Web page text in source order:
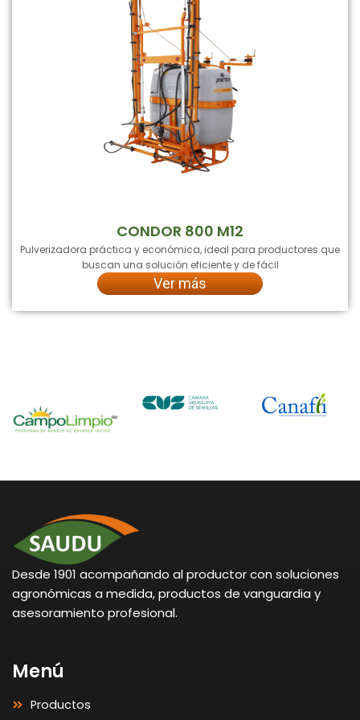
CONDOR 800 M12
Pulverizadora práctica y económica, ideal para productores que
buscan una solución eficiente y de fácil
Ver más
Desde 1901 acompañando al productor con soluciones
agronómicas a medida, productos de vanguardia y
asesoramiento profesional.
Menú
Productos